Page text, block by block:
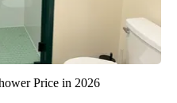
Price in 2026